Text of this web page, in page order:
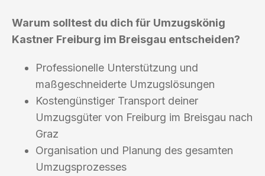
Warum solltest du dich für Umzugskönig
Kastner Freiburg im Breisgau entscheiden?
Professionelle Unterstützung und
maßgeschneiderte Umzugslösungen
Kostengünstiger Transport deiner
Umzugsgüter von Freiburg im Breisgau nach
Graz
Organisation und Planung des gesamten
Umzugsprozesses